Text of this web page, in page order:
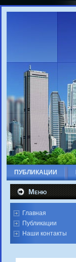
ПУБЛИКАЦИИ
Меню
Главная
Публикации
Наши контакты